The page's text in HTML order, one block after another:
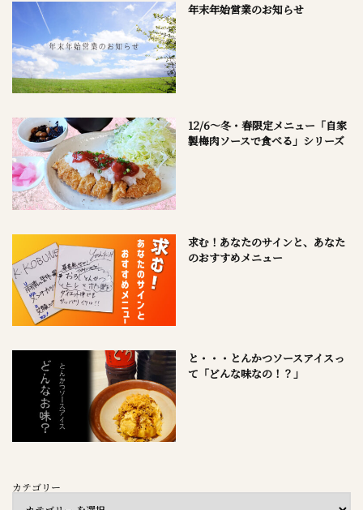
年末年始営業のお知らせ
12/6～冬・春限定メニュー「自家
製梅肉ソースで食べる」シリーズ
求む！あなたのサインと、あなた
のおすすめメニュー
と・・・とんかつソースアイスっ
て「どんな味なの！？」
カテゴリー